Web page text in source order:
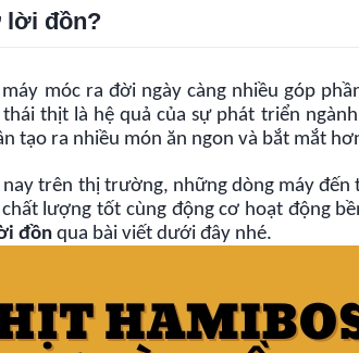
lời đồn?
móc ra đời ngày càng nhiều góp
thịt là hệ quả của sự phát triển
tạo ra nhiều món ăn ngon và bắt mắt
trên thị trường, những dòng máy
lượng tốt cùng động cơ hoạt động
đồn qua bài viết dưới đây nhé.